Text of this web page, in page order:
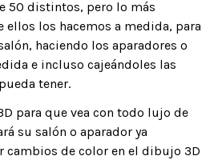
50 distintos, pero lo más
los hacemos a medida, para
haciendo los aparadores o
e incluso cajeándoles las
tener.
para que vea con todo lujo de
su salón o aparador ya
cambios de color en el dibujo 3D